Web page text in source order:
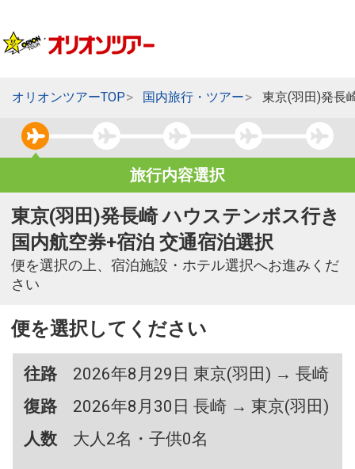
オリオンツアーTOP 国内旅行・ツアー 東京(羽田)発長
旅行内容選択
東京(羽田)発長崎 ハウステンボス行き
国内航空券+宿泊 交通宿泊選択
便を選択の上、宿泊施設・ホテル選択へお進みくだ
さい
便を選択してください
往路
2026年8月29日 東京(羽田) → 長崎
復路
2026年8月30日 長崎 → 東京(羽田)
人数
大人2名・子供0名